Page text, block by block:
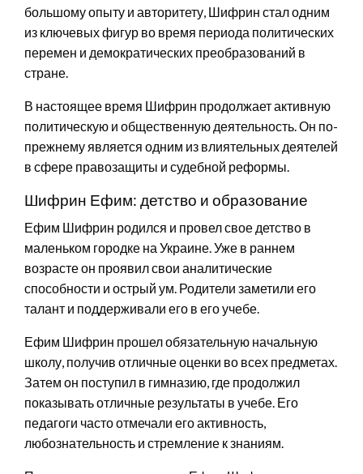
большому опыту и авторитету, Шифрин стал одним
из ключевых фигур во время периода политических
перемен и демократических преобразований в
стране.
В настоящее время Шифрин продолжает активную
политическую и общественную деятельность. Он по-
прежнему является одним из влиятельных деятелей
в сфере правозащиты и судебной реформы.
Шифрин Ефим: детство и образование
Ефим Шифрин родился и провел свое детство в
маленьком городке на Украине. Уже в раннем
возрасте он проявил свои аналитические
способности и острый ум. Родители заметили его
талант и поддерживали его в его учебе.
Ефим Шифрин прошел обязательную начальную
школу, получив отличные оценки во всех предметах.
Затем он поступил в гимназию, где продолжил
показывать отличные результаты в учебе. Его
педагоги часто отмечали его активность,
любознательность и стремление к знаниям.